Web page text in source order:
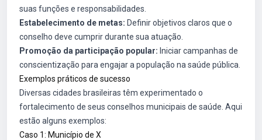
suas funções e responsabilidades.
Estabelecimento de metas: Definir objetivos claros que o
conselho deve cumprir durante sua atuação.
Promoção da participação popular: Iniciar campanhas de
conscientização para engajar a população na saúde pública.
Exemplos práticos de sucesso
Diversas cidades brasileiras têm experimentado o
fortalecimento de seus conselhos municipais de saúde. Aqui
estão alguns exemplos:
Caso 1: Município de X